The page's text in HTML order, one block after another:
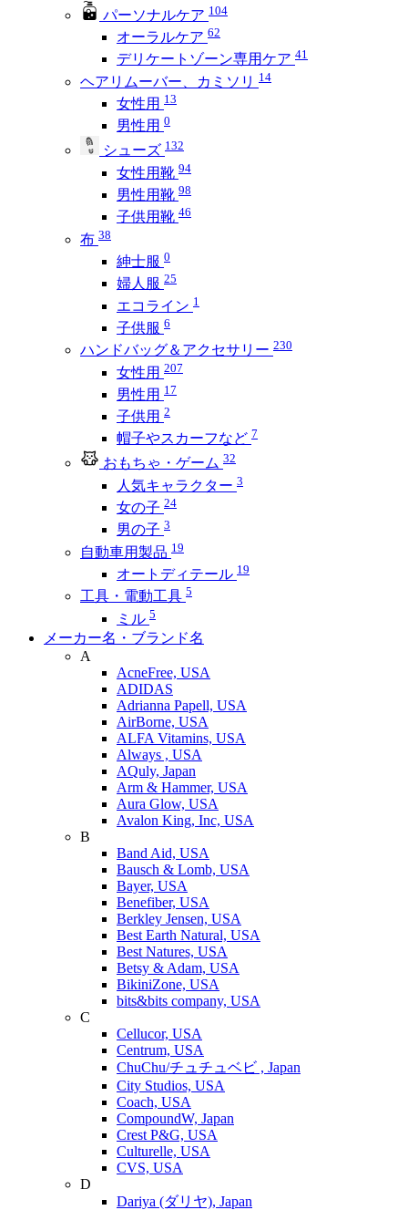
パーソナルケア 104
オーラルケア 62
デリケートゾーン専用ケア 41
ヘアリムーバー、カミソリ 14
女性用 13
男性用 0
シューズ 132
女性用靴 94
男性用靴 98
子供用靴 46
布 38
紳士服 0
婦人服 25
エコライン 1
子供服 6
ハンドバッグ＆アクセサリー 230
女性用 207
男性用 17
子供用 2
帽子やスカーフなど 7
おもちゃ・ゲーム 32
人気キャラクター 3
女の子 24
男の子 3
自動車用製品 19
オートディテール 19
工具・電動工具 5
ミル 5
メーカー名・ブランド名
A
AcneFree, USA
ADIDAS
Adrianna Papell, USA
AirBorne, USA
ALFA Vitamins, USA
Always , USA
AQuly, Japan
Arm & Hammer, USA
Aura Glow, USA
Avalon King, Inc, USA
B
Band Aid, USA
Bausch & Lomb, USA
Bayer, USA
Benefiber, USA
Berkley Jensen, USA
Best Earth Natural, USA
Best Natures, USA
Betsy & Adam, USA
BikiniZone, USA
bits&bits company, USA
C
Cellucor, USA
Centrum, USA
ChuChu/チュチュベビ , Japan
City Studios, USA
Coach, USA
CompoundW, Japan
Crest P&G, USA
Culturelle, USA
CVS, USA
D
Dariya (ダリヤ), Japan